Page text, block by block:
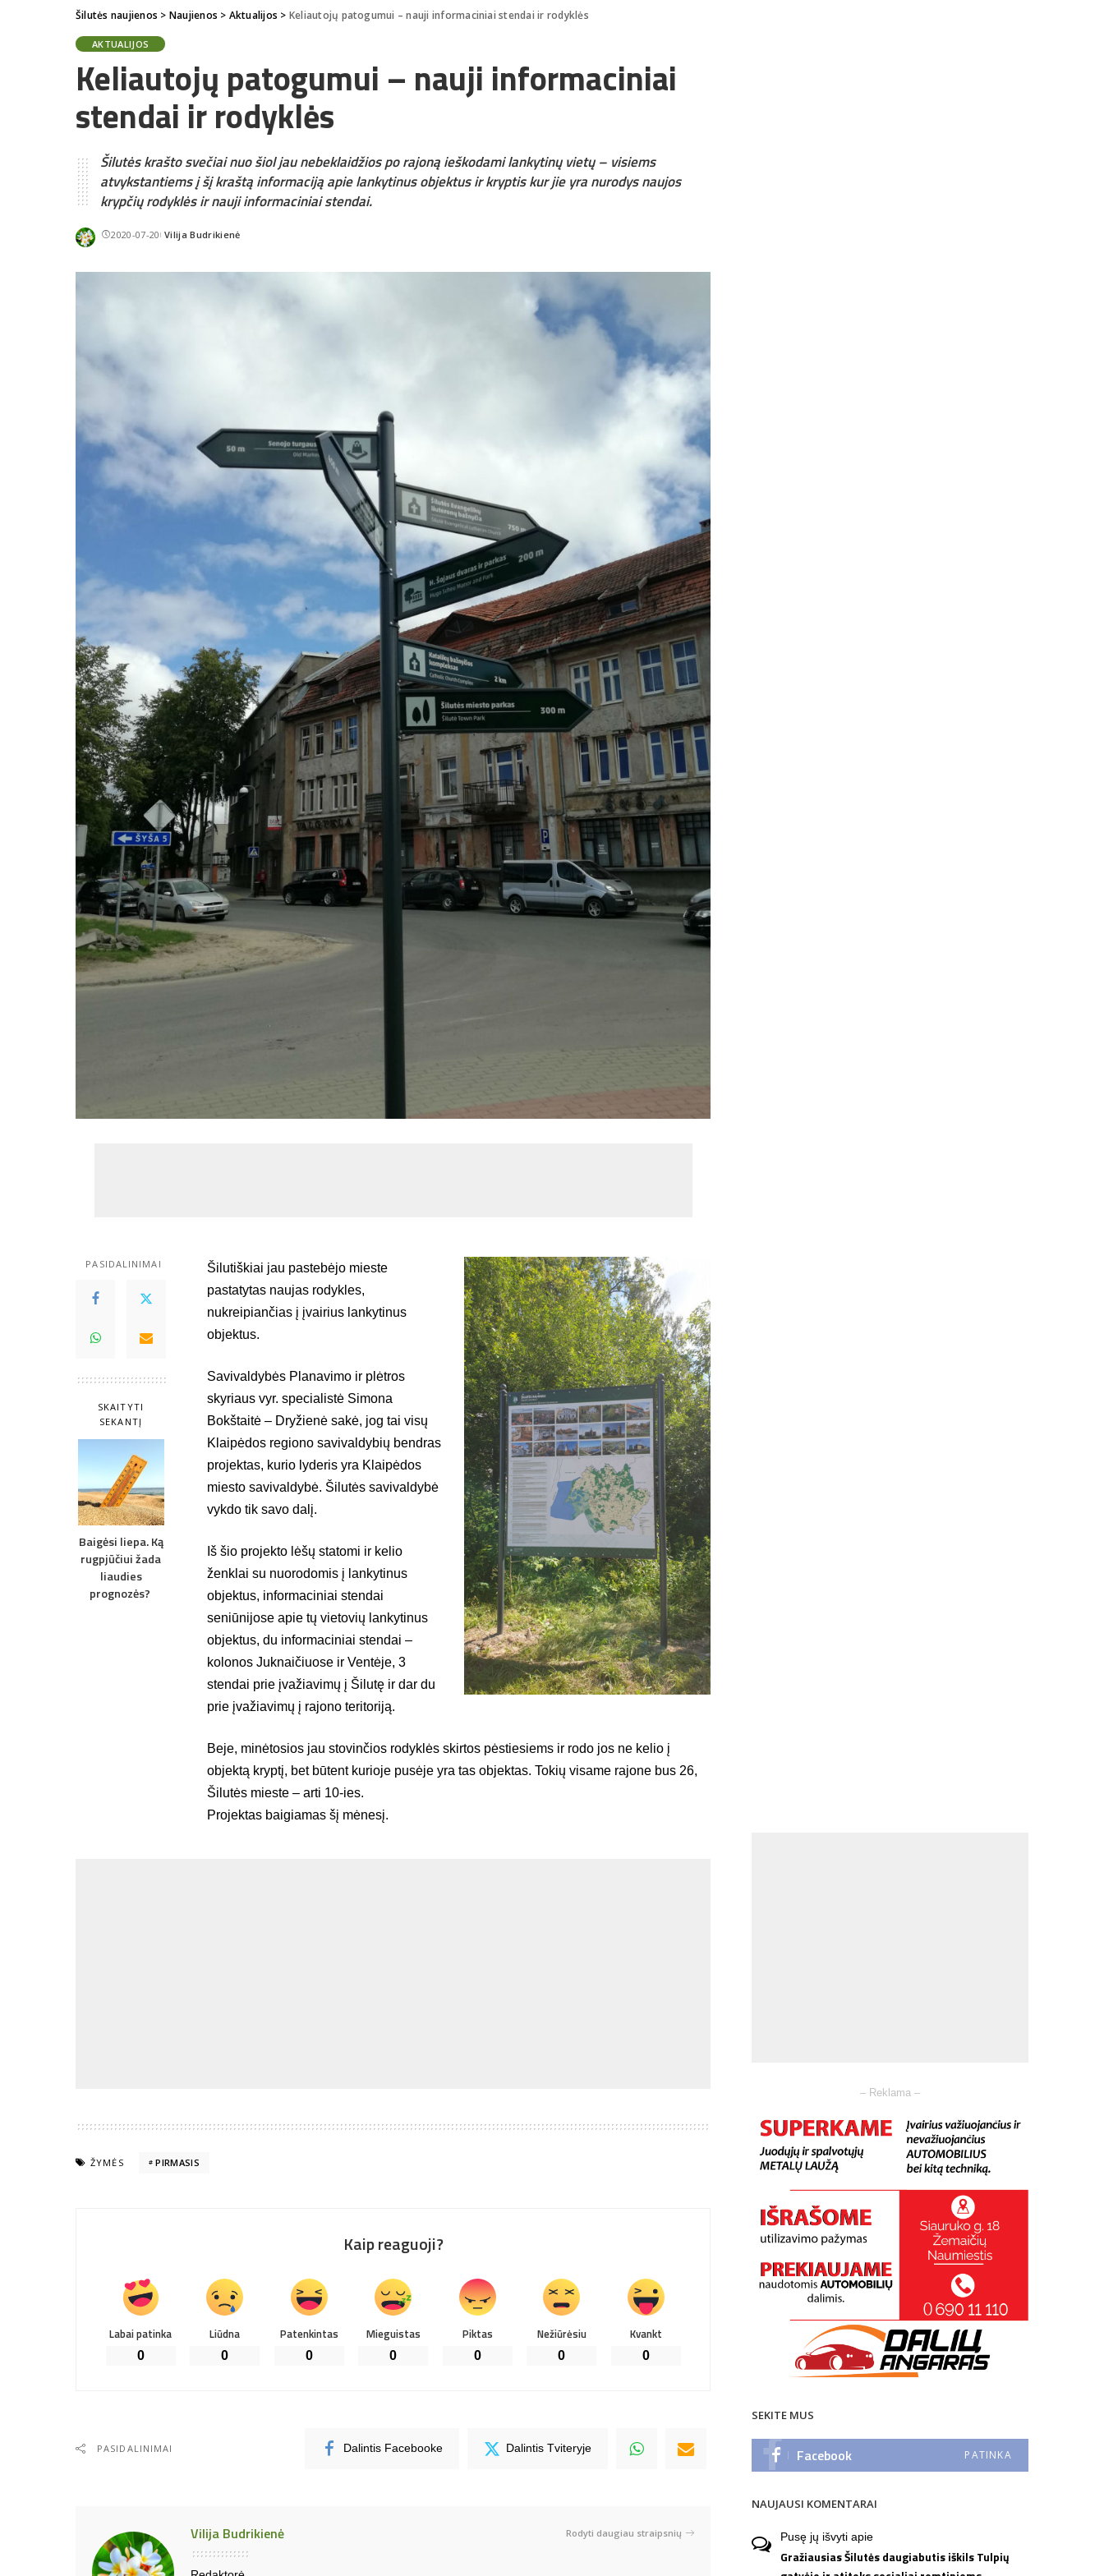
Šilutės naujienos > Naujienos > Aktualijos > Keliautojų patogumui – nauji informaciniai stendai ir rodyklės
AKTUALIJOS
Keliautojų patogumui – nauji informaciniai
stendai ir rodyklės
Šilutės krašto svečiai nuo šiol jau nebeklaidžios po rajoną ieškodami lankytinų vietų – visiems
atvykstantiems į šį kraštą informaciją apie lankytinus objektus ir kryptis kur jie yra nurodys naujos
krypčių rodyklės ir nauji informaciniai stendai.
2020-07-20Posted
Vilija Budrikienė
PASIDALINIMAI
SKAITYTI
SEKANTĮ
Baigėsi liepa. Ką
rugpjūčiui žada
liaudies
prognozės?
Šilutiškiai jau pastebėjo mieste
pastatytas naujas rodykles,
nukreipiančias į įvairius lankytinus
objektus.
Savivaldybės Planavimo ir plėtros
skyriaus vyr. specialistė Simona
Bokštaitė – Dryžienė sakė, jog tai visų
Klaipėdos regiono savivaldybių bendras
projektas, kurio lyderis yra Klaipėdos
miesto savivaldybė. Šilutės savivaldybė
vykdo tik savo dalį.
Iš šio projekto lėšų statomi ir kelio
ženklai su nuorodomis į lankytinus
objektus, informaciniai stendai
seniūnijose apie tų vietovių lankytinus
objektus, du informaciniai stendai –
kolonos Juknaičiuose ir Ventėje, 3
stendai prie įvažiavimų į Šilutę ir dar du
prie įvažiavimų į rajono teritoriją.
Beje, minėtosios jau stovinčios rodyklės skirtos pėstiesiems ir rodo jos ne kelio į
objektą kryptį, bet būtent kurioje pusėje yra tas objektas. Tokių visame rajone bus 26,
Šilutės mieste – arti 10-ies.
Projektas baigiamas šį mėnesį.
ŽYMĖS PIRMASIS
Kaip reaguoji?
Labai patinka
0
Liūdna
0
Patenkintas
0
Mieguistas
0
Piktas
0
Nežiūrėsiu
0
Kvankt
0
PASIDALINIMAI Dalintis Facebooke Dalintis Tviteryje
Vilija Budrikienė Rodyti daugiau straipsnių
– Reklama –
SEKITE MUS
Facebook PATINKA
NAUJAUSI KOMENTARAI
Pusę jų išvyti apie
Gražiausias Šilutės daugiabutis iškils Tulpių